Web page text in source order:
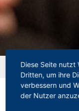
Startseite»Eine
Diese Seite nutzt
Dritten, um ihre
verbessern und
der Nutzer